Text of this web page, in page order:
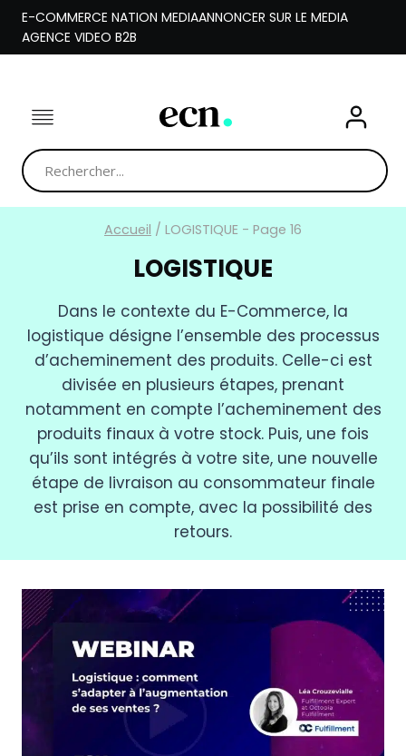
Aller
contenu
E-COMMERCE NATION MEDIAANNONCER SUR LE MEDIA
AGENCE VIDEO B2B
Accueil / LOGISTIQUE - Page 16
LOGISTIQUE
Dans le contexte du E-Commerce, la
logistique désigne l’ensemble des processus
d’acheminement des produits. Celle-ci est
divisée en plusieurs étapes, prenant
notamment en compte l’acheminement des
produits finaux à votre stock. Puis, une fois
qu’ils sont intégrés à votre site, une nouvelle
étape de livraison au consommateur finale
est prise en compte, avec la possibilité des
retours.